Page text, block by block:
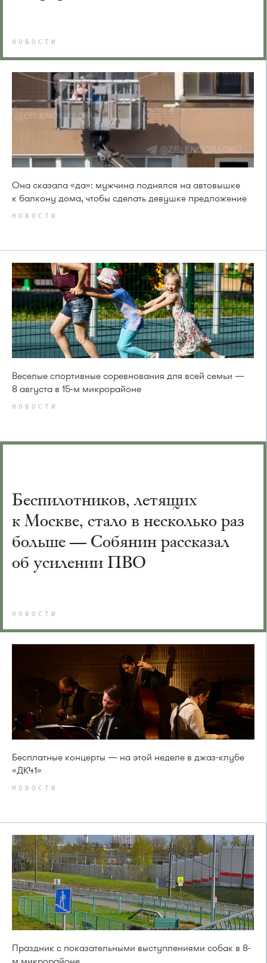
НОВОСТИ
Она сказала «да»: мужчина поднялся на автовышке
к балкону дома, чтобы сделать девушке предложение
НОВОСТИ
Веселые спортивные соревнования для всей семьи —
8 августа в 15-м микрорайоне
НОВОСТИ
Беспилотников, летящих
к Москве, стало в несколько раз
больше — Собянин рассказал
об усилении ПВО
НОВОСТИ
Бесплатные концерты — на этой неделе в джаз-клубе
«ДК41»
НОВОСТИ
Праздник с показательными выступлениями собак в 8-